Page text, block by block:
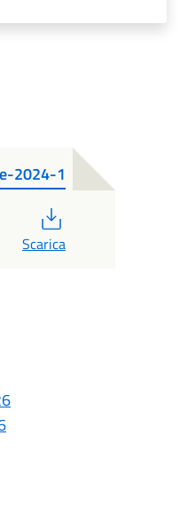
2024-1
Scarica